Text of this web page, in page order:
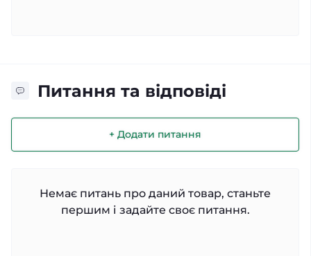
Питання та відповіді
+ Додати питання
Немає питань про даний товар, станьте
першим і задайте своє питання.